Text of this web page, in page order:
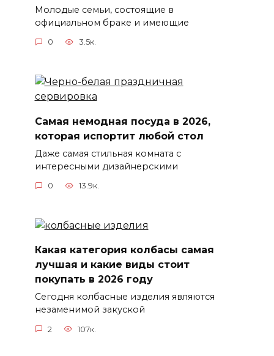
Молодые семьи, состоящие в
официальном браке и имеющие
0 3.5к.
Самая немодная посуда в 2026,
которая испортит любой стол
Даже самая стильная комната с
интересными дизайнерскими
0 13.9к.
Какая категория колбасы самая
лучшая и какие виды стоит
покупать в 2026 году
Сегодня колбасные изделия являются
незаменимой закуской
2 107к.